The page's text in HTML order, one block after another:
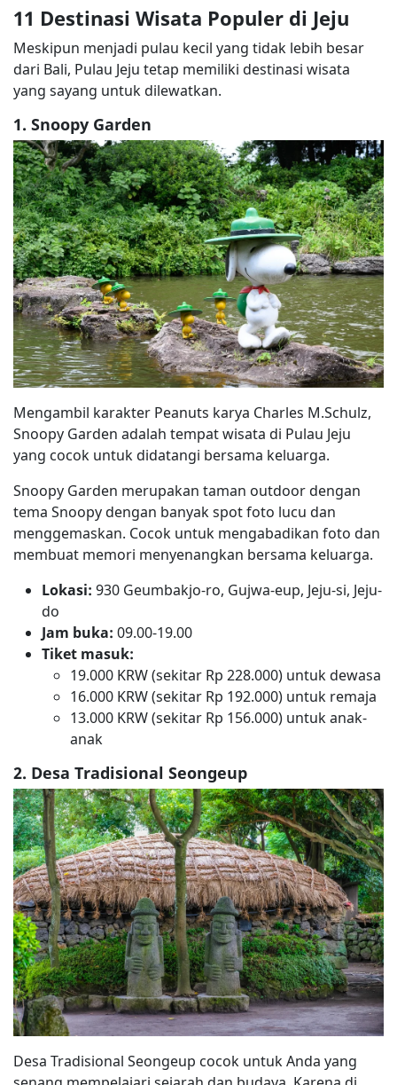
11 Destinasi Wisata Populer di Jeju
Meskipun menjadi pulau kecil yang tidak lebih besar
dari Bali, Pulau Jeju tetap memiliki destinasi wisata
yang sayang untuk dilewatkan.
1. Snoopy Garden
Mengambil karakter Peanuts karya Charles M.Schulz,
Snoopy Garden adalah tempat wisata di Pulau Jeju
yang cocok untuk didatangi bersama keluarga.
Snoopy Garden merupakan taman outdoor dengan
tema Snoopy dengan banyak spot foto lucu dan
menggemaskan. Cocok untuk mengabadikan foto dan
membuat memori menyenangkan bersama keluarga.
Lokasi: 930 Geumbakjo-ro, Gujwa-eup, Jeju-si, Jeju-
do
Jam buka: 09.00-19.00
Tiket masuk:
19.000 KRW (sekitar Rp 228.000) untuk dewasa
16.000 KRW (sekitar Rp 192.000) untuk remaja
13.000 KRW (sekitar Rp 156.000) untuk anak-
anak
2. Desa Tradisional Seongeup
Desa Tradisional Seongeup cocok untuk Anda yang